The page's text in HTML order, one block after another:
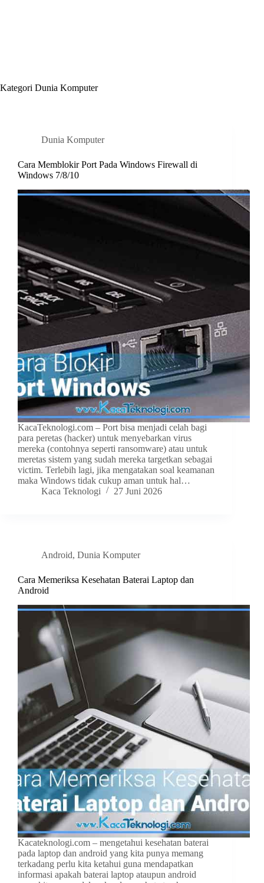
Kategori Dunia Komputer
Dunia Komputer
Cara Memblokir Port Pada Windows Firewall di
Windows 7/8/10
KacaTeknologi.com – Port bisa menjadi celah bagi
para peretas (hacker) untuk menyebarkan virus
mereka (contohnya seperti ransomware) atau untuk
meretas sistem yang sudah mereka targetkan sebagai
victim. Terlebih lagi, jika mengatakan soal keamanan
maka Windows tidak cukup aman untuk hal…
Kaca Teknologi
27 Juni 2026
Android, Dunia Komputer
Cara Memeriksa Kesehatan Baterai Laptop dan
Android
Kacateknologi.com – mengetahui kesehatan baterai
pada laptop dan android yang kita punya memang
terkadang perlu kita ketahui guna mendapatkan
informasi apakah baterai laptop ataupun android